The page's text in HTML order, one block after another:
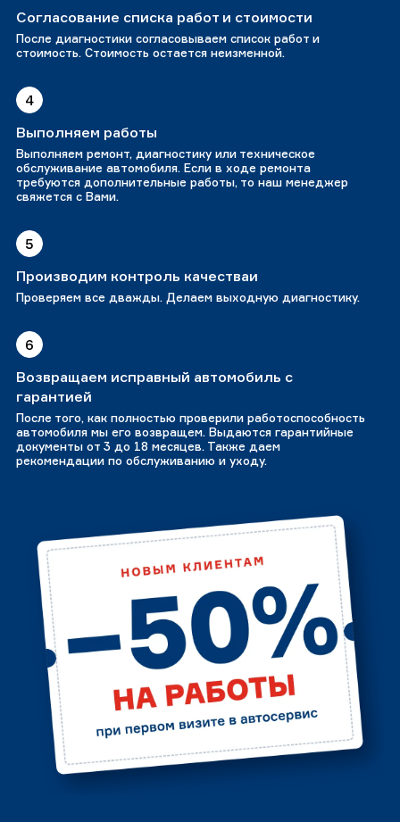
Согласование списка работ и стоимости
После диагностики согласовываем список работ и
стоимость. Стоимость остается неизменной.
4
Выполняем работы
Выполняем ремонт, диагностику или техническое
обслуживание автомобиля. Если в ходе ремонта
требуются дополнительные работы, то наш менеджер
свяжется с Вами.
5
Производим контроль качестваи
Проверяем все дважды. Делаем выходную диагностику.
6
Возвращаем исправный автомобиль с
гарантией
После того, как полностью проверили работоспособность
автомобиля мы его возвращем. Выдаются гарантийные
документы от 3 до 18 месяцев. Также даем
рекомендации по обслуживанию и уходу.